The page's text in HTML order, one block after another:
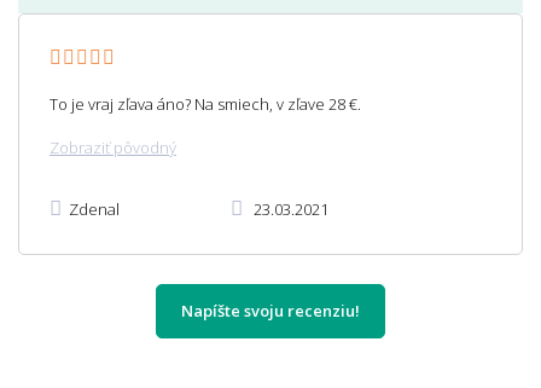
To je vraj zľava áno? Na smiech, v zľave 28 €.
Zobraziť pôvodný
Zdenal 23.03.2021
Napíšte svoju recenziu!